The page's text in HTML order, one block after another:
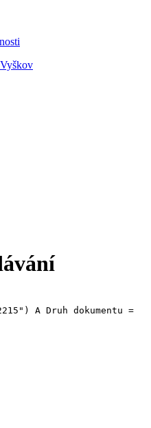
A Druh dokumentu =